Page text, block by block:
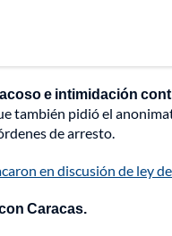
e intimidación
también pidió el
de arresto.
en discusión de ley
Caracas.